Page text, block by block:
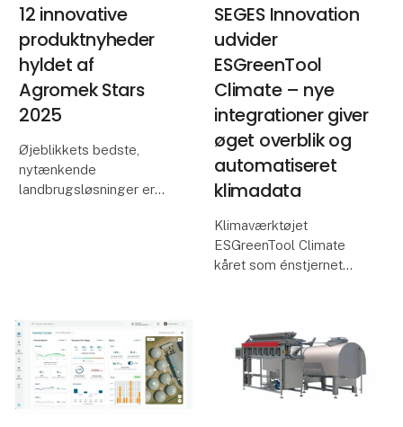
12 innovative
produktnyheder
hyldet af
Agromek Stars
2025
Øjeblikkets bedste,
nytænkende
landbrugsløsninger er
nyheder blandt de ind
SEGES Innovation
udvider
ESGreenTool
Climate – nye
integrationer giver
øget overblik og
automatiseret
klimadata
Klimaværktøjet
ESGreenTool Climate
kåret som énstjernet
SEGES Innovation P/S
præsenterer en række
nye integrationer i